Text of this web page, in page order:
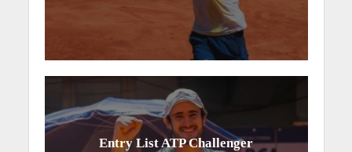
Entry List ATP Challenger